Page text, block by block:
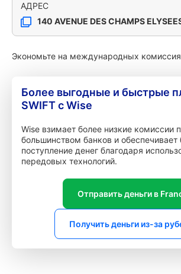
АДРЕС
140 AVENUE DES CHAMPS
Экономьте на международных
Более выгодные и быстрые
SWIFT с Wise
Wise взимает более низкие комиссии
большинством банков и обеспечивает
поступление денег благодаря
передовых технологий.
Отправить деньги в
Получить деньги из-за